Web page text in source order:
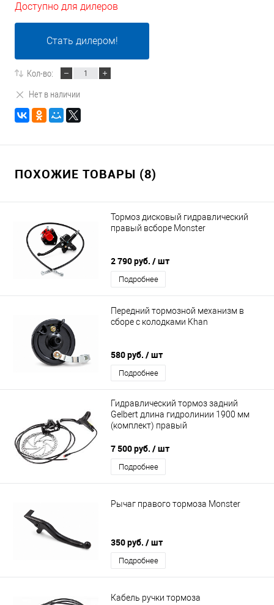
Доступно для дилеров
Стать дилером!
Кол-во:
Нет в наличии
ПОХОЖИЕ ТОВАРЫ (8)
Тормоз дисковый гидравлический
правый всборе Monster
2 790 руб. / шт
Подробнее
Передний тормозной механизм в
сборе с колодками Khan
580 руб. / шт
Подробнее
Гидравлический тормоз задний
Gelbert длина гидролинии 1900 мм
(комплект) правый
7 500 руб. / шт
Подробнее
Рычаг правого тормоза Monster
350 руб. / шт
Подробнее
Кабель ручки тормоза